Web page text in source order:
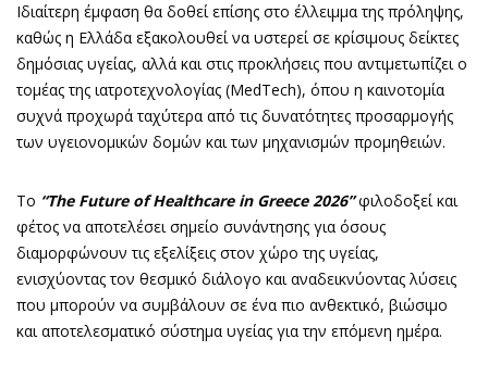
Ιδιαίτερη έμφαση θα δοθεί επίσης στο έλλειμμα της πρόληψης,
καθώς η Ελλάδα εξακολουθεί να υστερεί σε κρίσιμους δείκτες
δημόσιας υγείας, αλλά και στις προκλήσεις που αντιμετωπίζει ο
τομέας της ιατροτεχνολογίας (MedTech), όπου η καινοτομία
συχνά προχωρά ταχύτερα από τις δυνατότητες προσαρμογής
των υγειονομικών δομών και των μηχανισμών προμηθειών.
Το “The Future of Healthcare in Greece 2026”φιλοδοξεί και
φέτος να αποτελέσει σημείο συνάντησης για όσους
διαμορφώνουν τις εξελίξεις στον χώρο της υγείας,
ενισχύοντας τον θεσμικό διάλογο και αναδεικνύοντας λύσεις
που μπορούν να συμβάλουν σε ένα πιο ανθεκτικό, βιώσιμο
και αποτελεσματικό σύστημα υγείας για την επόμενη ημέρα.